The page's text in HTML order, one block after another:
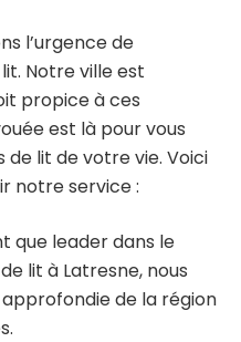
l’urgence de
Notre ville est
propice à ces
est là pour vous
de lit de votre vie. Voici
notre service :
que leader dans le
lit à Latresne, nous
de la région